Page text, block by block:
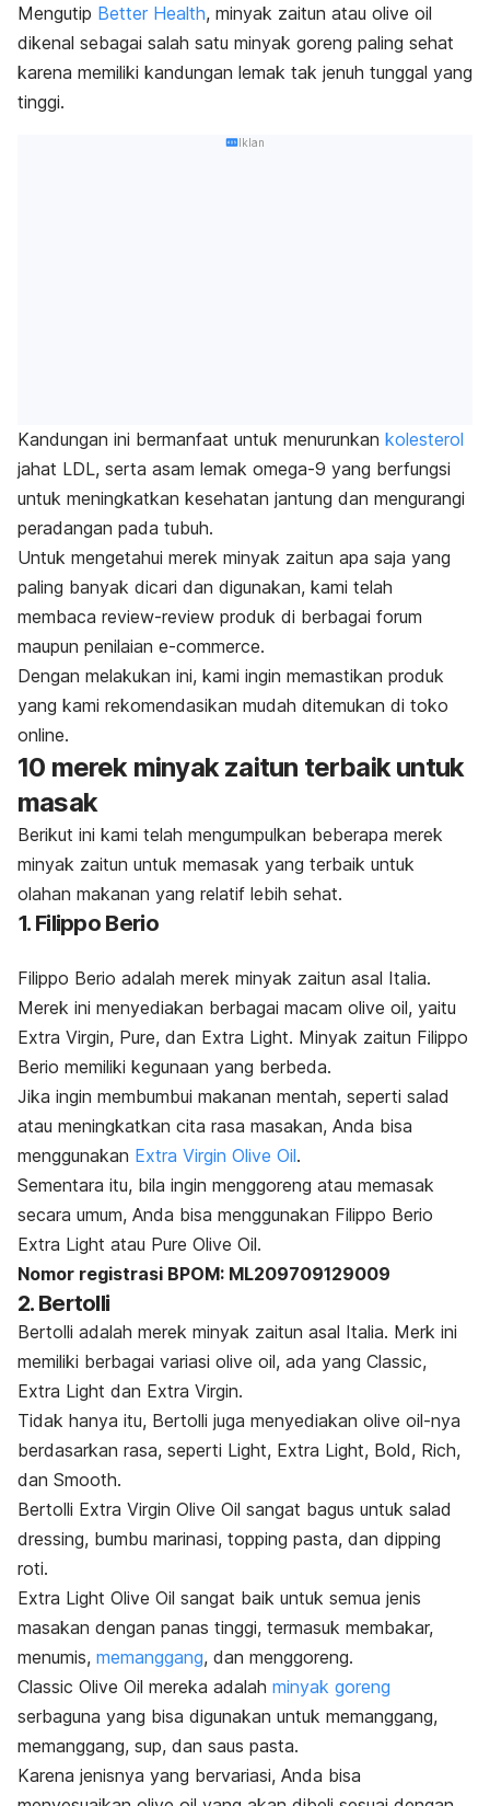
Mengutip Better Health, minyak zaitun atau olive oil
dikenal sebagai salah satu minyak goreng paling sehat
karena memiliki kandungan lemak tak jenuh tunggal yang
tinggi.
Iklan
Kandungan ini bermanfaat untuk menurunkan kolesterol
jahat LDL, serta asam lemak omega-9 yang berfungsi
untuk meningkatkan kesehatan jantung dan mengurangi
peradangan pada tubuh.
Untuk mengetahui merek minyak zaitun apa saja yang
paling banyak dicari dan digunakan, kami telah
membaca review-review produk di berbagai forum
maupun penilaian e-commerce.
Dengan melakukan ini, kami ingin memastikan produk
yang kami rekomendasikan mudah ditemukan di toko
online.
10 merek minyak zaitun terbaik untuk
masak
Berikut ini kami telah mengumpulkan beberapa merek
minyak zaitun untuk memasak yang terbaik untuk
olahan makanan yang relatif lebih sehat.
1. Filippo Berio
Filippo Berio adalah merek minyak zaitun asal Italia.
Merek ini menyediakan berbagai macam olive oil, yaitu
Extra Virgin, Pure, dan Extra Light. Minyak zaitun Filippo
Berio memiliki kegunaan yang berbeda.
Jika ingin membumbui makanan mentah, seperti salad
atau meningkatkan cita rasa masakan, Anda bisa
menggunakan Extra Virgin Olive Oil.
Sementara itu, bila ingin menggoreng atau memasak
secara umum, Anda bisa menggunakan Filippo Berio
Extra Light atau Pure Olive Oil.
Nomor registrasi BPOM: ML209709129009
2. Bertolli
Bertolli adalah merek minyak zaitun asal Italia. Merk ini
memiliki berbagai variasi olive oil, ada yang Classic,
Extra Light dan Extra Virgin.
Tidak hanya itu, Bertolli juga menyediakan olive oil-nya
berdasarkan rasa, seperti Light, Extra Light, Bold, Rich,
dan Smooth.
Bertolli Extra Virgin Olive Oil sangat bagus untuk salad
dressing, bumbu marinasi, topping pasta, dan dipping
roti.
Extra Light Olive Oil sangat baik untuk semua jenis
masakan dengan panas tinggi, termasuk membakar,
menumis, memanggang, dan menggoreng.
Classic Olive Oil mereka adalah minyak goreng
serbaguna yang bisa digunakan untuk memanggang,
memanggang, sup, dan saus pasta.
Karena jenisnya yang bervariasi, Anda bisa